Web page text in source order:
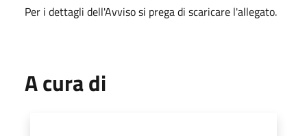
Per i dettagli dell'Avviso si prega di scaricare l'allegato.
A cura di